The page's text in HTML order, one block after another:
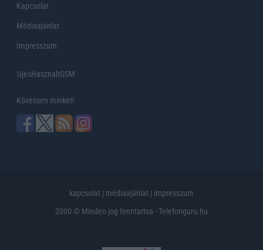
Kapcsolat
Médiaajánlat
Impresszum
UjesHasznaltGSM
Kövessen minket!
kapcsolat | médiaajánlat | impresszum
2000 © Minden jog fenntartva - Telefonguru.hu